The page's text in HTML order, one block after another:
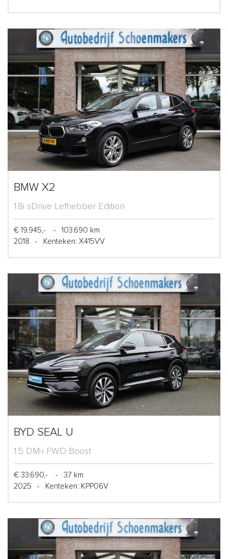
BMW X2
1.8i sDrive Lefhebber Edition
€ 19.945,- -
103.690 km
2018
- Kenteken: X415VV
BYD SEAL U
1.5 DM-i FWD Boost
€ 33.690,- -
37 km
2025
- Kenteken: KPP06V